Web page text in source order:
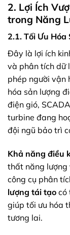
2. Lợi Ích
trong Năng
2.1. Tối Ưu
Đây là lợi ích
và phân tích dữ
phép người vận
hóa sản lượng
điện gió,
turbine đang
đội ngũ bảo trì
Khả năng điều
thất năng lượng
công cụ phân
lượng tái tạo có
giúp tối ưu hóa
tương lai.